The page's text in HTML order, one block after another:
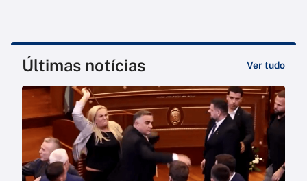
Últimas notícias Ver tudo